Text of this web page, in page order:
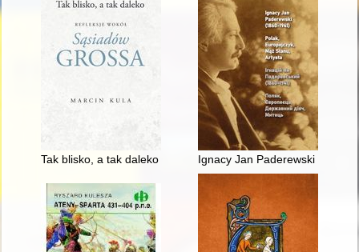
Tak blisko, a tak daleko : refleksje wokół "Sąsiadów" Grossa
Ignacy Jan Paderewski (1860-